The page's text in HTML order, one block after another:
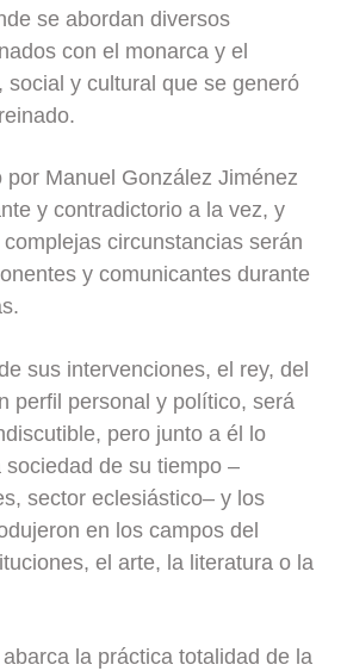
se abordan diversos
con el monarca y el
social y cultural que se generó
por Manuel González Jiménez
y contradictorio a la vez, y
circunstancias serán
y comunicantes durante
intervenciones, el rey, del
perfil personal y político, será
pero junto a él lo
de su tiempo –
sector eclesiástico– y los
en los campos del
el arte, la literatura o la
la práctica totalidad de la